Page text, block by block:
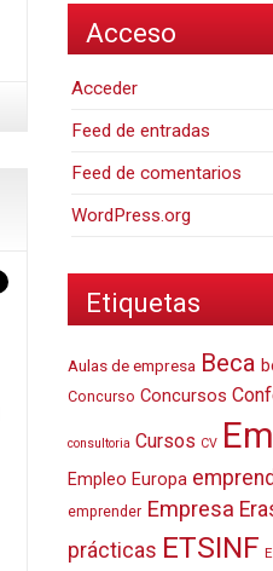
Acceso
Acceder
Feed de entradas
Feed de comentarios
WordPress.org
Etiquetas
Aulas de empresa Beca
Concurso Concursos
consultoria Cursos CV
Empleo Europa
emprender Empresa
prácticas ETSINF